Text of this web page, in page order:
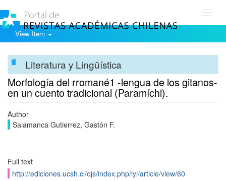
View Item
Literatura y Lingüística
Morfologí­a del rromané1 -lengua de los gitanos-
en un cuento tradicional (Paramí­chi).
Author
Salamanca Gutierrez, Gastón F.
Full text
http://ediciones.ucsh.cl/ojs/index.php/lyl/article/view/60